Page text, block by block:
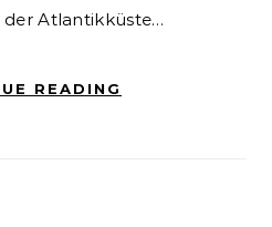
Atlantikküste…
READING